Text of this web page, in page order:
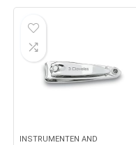
INSTRUMENTEN AND